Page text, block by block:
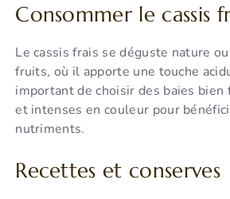
Consommer le cassis
Le cassis frais se déguste nature
fruits, où il apporte une touche
important de choisir des baies
et intenses en couleur pour
nutriments.
Recettes et conserves